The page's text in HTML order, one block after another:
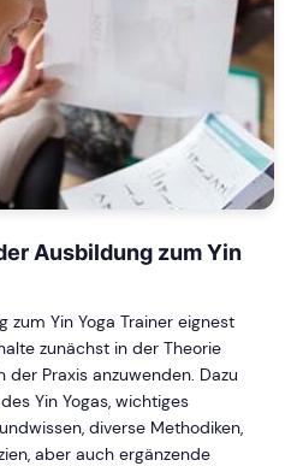
Ausbildung zum Yin
zum Yin Yoga Trainer eignest
zunächst in der Theorie
der Praxis anzuwenden. Dazu
Yin Yogas, wichtiges
diverse Methodiken,
aber auch ergänzende